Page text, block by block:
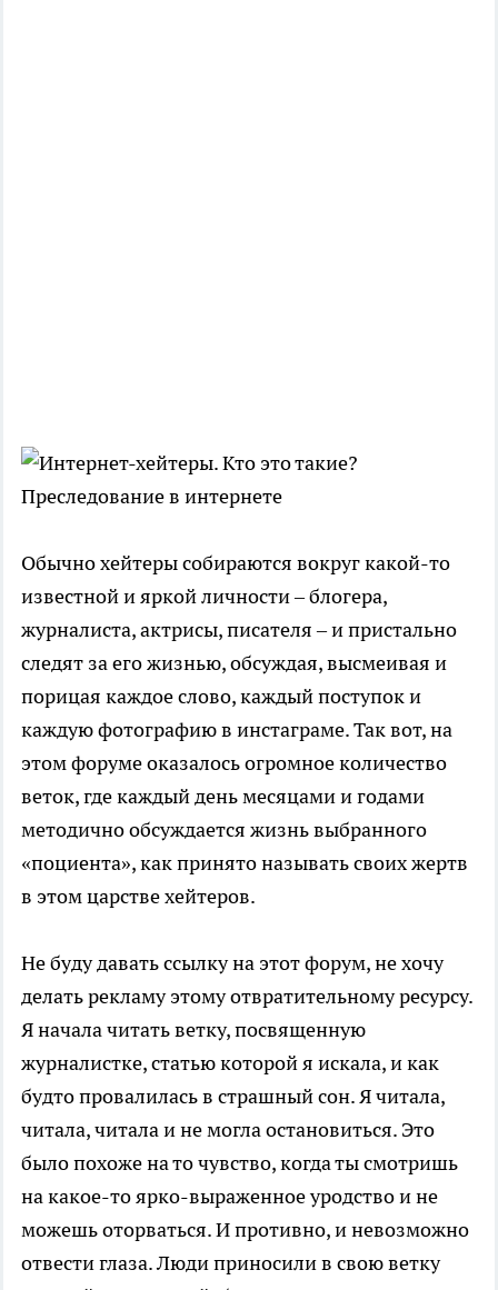
Обычно хейтеры собираются вокруг какой-то
известной и яркой личности – блогера,
журналиста, актрисы, писателя – и пристально
следят за его жизнью, обсуждая, высмеивая и
порицая каждое слово, каждый поступок и
каждую фотографию в инстаграме. Так вот, на
этом форуме оказалось огромное количество
веток, где каждый день месяцами и годами
методично обсуждается жизнь выбранного
«поциента», как принято называть своих жертв
в этом царстве хейтеров.
Не буду давать ссылку на этот форум, не хочу
делать рекламу этому отвратительному ресурсу.
Я начала читать ветку, посвященную
журналистке, статью которой я искала, и как
будто провалилась в страшный сон. Я читала,
читала, читала и не могла остановиться. Это
было похоже на то чувство, когда ты смотришь
на какое-то ярко-выраженное уродство и не
можешь оторваться. И противно, и невозможно
отвести глаза. Люди приносили в свою ветку